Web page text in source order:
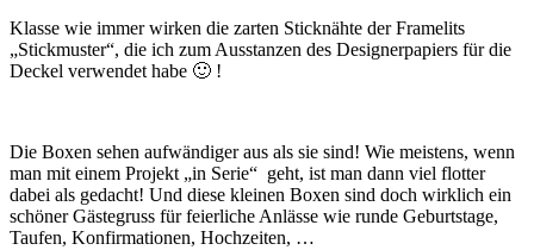
Klasse wie immer wirken die zarten Sticknähte der Framelits
„Stickmuster“, die ich zum Ausstanzen des Designerpapiers für die
Deckel verwendet habe 🙂 !
Die Boxen sehen aufwändiger aus als sie sind! Wie meistens, wenn
man mit einem Projekt „in Serie“ geht, ist man dann viel flotter
dabei als gedacht! Und diese kleinen Boxen sind doch wirklich ein
schöner Gästegruss für feierliche Anlässe wie runde Geburtstage,
Taufen, Konfirmationen, Hochzeiten, …